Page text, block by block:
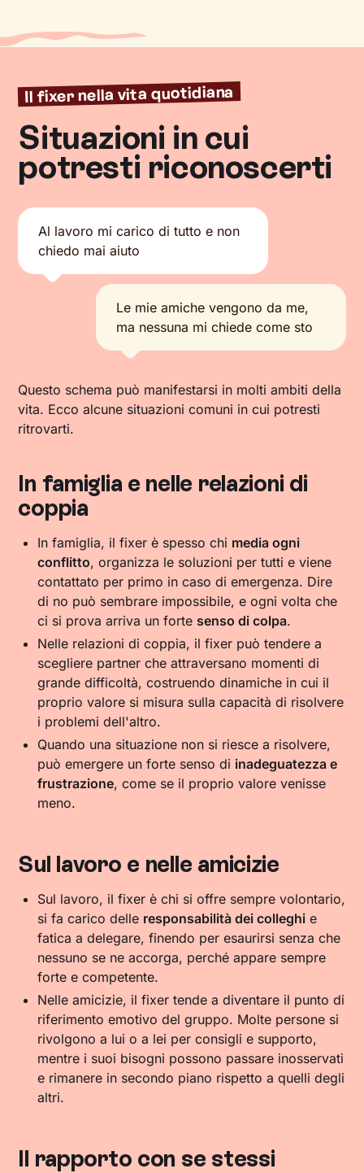
Il fixer nella vita quotidiana
Situazioni in cui
potresti riconoscerti
Al lavoro mi carico di tutto e non
chiedo mai aiuto
Le mie amiche vengono da me,
ma nessuna mi chiede come sto
Questo schema può manifestarsi in molti ambiti della
vita. Ecco alcune situazioni comuni in cui potresti
ritrovarti.
In famiglia e nelle relazioni di
coppia
In famiglia, il fixer è spesso chi media ogni
conflitto, organizza le soluzioni per tutti e viene
contattato per primo in caso di emergenza. Dire
di no può sembrare impossibile, e ogni volta che
ci si prova arriva un forte senso di colpa.
Nelle relazioni di coppia, il fixer può tendere a
scegliere partner che attraversano momenti di
grande difficoltà, costruendo dinamiche in cui il
proprio valore si misura sulla capacità di risolvere
i problemi dell'altro.
Quando una situazione non si riesce a risolvere,
può emergere un forte senso di inadeguatezza e
frustrazione, come se il proprio valore venisse
meno.
Sul lavoro e nelle amicizie
Sul lavoro, il fixer è chi si offre sempre volontario,
si fa carico delle responsabilità dei colleghi e
fatica a delegare, finendo per esaurirsi senza che
nessuno se ne accorga, perché appare sempre
forte e competente.
Nelle amicizie, il fixer tende a diventare il punto di
riferimento emotivo del gruppo. Molte persone si
rivolgono a lui o a lei per consigli e supporto,
mentre i suoi bisogni possono passare inosservati
e rimanere in secondo piano rispetto a quelli degli
altri.
Il rapporto con se stessi